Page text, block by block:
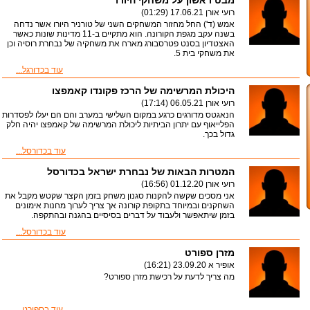
רועי אורן 17.06.21 (01:29)
אמש (ד') החל מחזור המשחקים השני של טורניר היורו אשר נדחה
בשנה עקב מגפת הקורונה. הוא מתקיים ב-11 מדינות שונות כאשר
האצטדיון בסנט פטרסבורג מארח את משחקיה של נבחרת רוסיה וכן
את משחקי בית 5.
עוד בכדורגל...
היכולת המרשימה של הרכז פקונדו קאמפצו
רועי אורן 06.05.21 (17:14)
הנאגטס מדורגים כרגע במקום השלישי במערב והם הם יעלו לפסדרות
הפלייאוף עם יתרון הביתיות ליכולת המרשימה של קאמפצו יהיה חלק
גדול בכך.
עוד בכדורסל...
המטרות הבאות של נבחרת ישראל בכדורסל
רועי אורן 01.12.20 (16:56)
אני מסכים שקשה להקנות סגנון משחק בזמן הקצר שקטש מקבל את
השחקנים ובמיוחד בתקופת קורונה אך צריך לערוך מחנות אימונים
בזמן שיתאפשר ולעבוד על דברים בסיסיים בהגנה ובהתקפה.
עוד בכדורסל...
מזרן ספורט
אופיר א 23.09.20 (16:21)
מה צריך לדעת על רכישת מזרן ספורט?